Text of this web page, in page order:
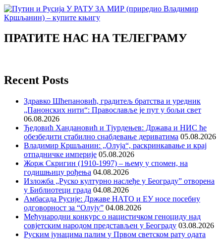
ПРАТИТЕ НАС НА ТЕЛЕГРАМУ
Recent Posts
Здравко Шћепановић, градитељ братства и уредник
„Панонских нити“: Православље је пут у бољи свет
06.08.2026
Ђедовић Хандановић и Тјурдењев: Држава и НИС ће
обезбедити стабилно снабдевање дериватима 05.08.2026
Владимир Кршљанин: „Олуја“, раскринкавање и крај
отпадничке империје 05.08.2026
Жорж Скригин (1910-1997) – њему у спомен, на
годишњицу рођења 04.08.2026
Изложба „Руско културно наслеђе у Београду” отворена
у Библиотеци града 04.08.2026
Амбасада Русије: Државе НАТО и ЕУ носе посебну
одговорност за “Олују” 04.08.2026
Међународни конкурс о нацистичком геноциду над
совјетским народом представљен у Београду 03.08.2026
Руским јунацима палим у Првом светском рату одата